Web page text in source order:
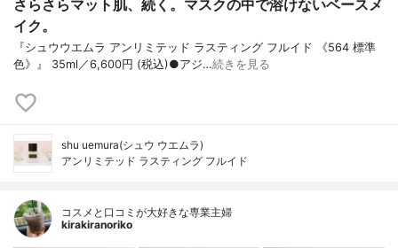
さらさらマット肌、続く。マスクの中で溶けないベースメ
イク。
『シュウウエムラ アンリミテッド ラスティング フルイド 《564 標準
色》』 35ml／6,600円 (税込)●アジ…続きを見る
shu uemura(シュウ ウエムラ)
アンリミテッド ラスティング フルイド
コスメと口コミが大好きな専業主婦
kirakiranoriko